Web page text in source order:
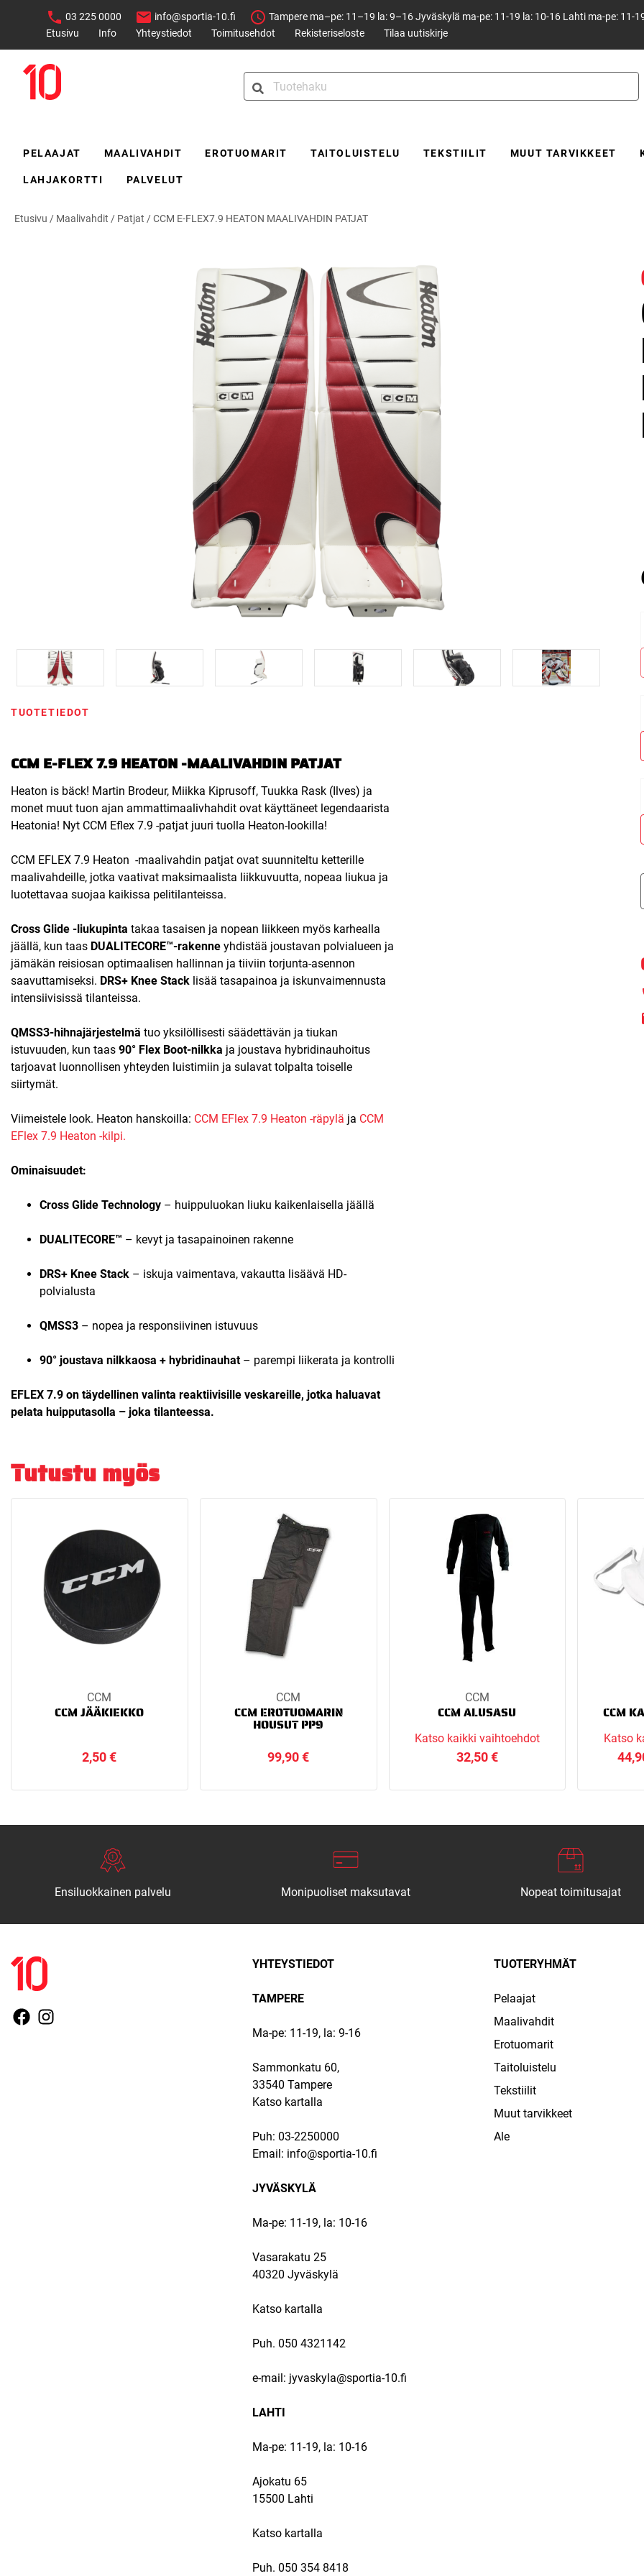
03 225 0000 info@sportia-10.fi
Tampere ma–pe: 11–19 la: 9–16 Jyväskylä ma-pe: 11-19 la: 10-16 Lahti ma-pe: 11-
Etusivu
Info Yhteystiedot Toimitusehdot Rekisteriseloste Tilaa uutiskirje
Search
for:
PELAAJAT MAALIVAHDIT EROTUOMARIT TAITOLUISTELU TEKSTIILIT MUUT TARVIKKEET
LAHJAKORTTI PALVELUT
Etusivu / Maalivahdit / Patjat /CCM E-FLEX7.9 HEATON MAALIVAHDIN PATJAT
TUOTETIEDOT
CCM E-FLEX 7.9 HEATON -MAALIVAHDIN PATJAT
Heaton is bäck! Martin Brodeur, Miikka Kiprusoff, Tuukka Rask (Ilves) ja
monet muut tuon ajan ammattimaalivhahdit ovat käyttäneet legendaarista
Heatonia! Nyt CCM Eflex 7.9 -patjat juuri tuolla Heaton-lookilla!
CCM EFLEX 7.9 Heaton -maalivahdin patjat ovat suunniteltu ketterille
maalivahdeille, jotka vaativat maksimaalista liikkuvuutta, nopeaa liukua ja
luotettavaa suojaa kaikissa pelitilanteissa.
Cross Glide -liukupinta takaa tasaisen ja nopean liikkeen myös karhealla
jäällä, kun taas DUALITECORE™-rakenne yhdistää joustavan polvialueen ja
jämäkän reisiosan optimaalisen hallinnan ja tiiviin torjunta-asennon
saavuttamiseksi. DRS+ Knee Stack lisää tasapainoa ja iskunvaimennusta
intensiivisissä tilanteissa.
QMSS3-hihnajärjestelmä tuo yksilöllisesti säädettävän ja tiukan
istuvuuden, kun taas 90° Flex Boot-nilkka ja joustava hybridinauhoitus
tarjoavat luonnollisen yhteyden luistimiin ja sulavat tolpalta toiselle
siirtymät.
Viimeistele look. Heaton hanskoilla: CCM EFlex 7.9 Heaton -räpylä ja CCM
EFlex 7.9 Heaton -kilpi.
Ominaisuudet:
Cross Glide Technology – huippuluokan liuku kaikenlaisella jäällä
DUALITECORE™ – kevyt ja tasapainoinen rakenne
DRS+ Knee Stack – iskuja vaimentava, vakautta lisäävä HD-
polvialusta
QMSS3 – nopea ja responsiivinen istuvuus
90° joustava nilkkaosa + hybridinauhat– parempi liikerata ja kontrolli
EFLEX 7.9 on täydellinen valinta reaktiivisille veskareille, jotka haluavat
pelata huipputasolla – joka tilanteessa.
Tutustu myös
CCM
CCM JÄÄKIEKKO
2,50€
CCM
CCM EROTUOMARIN
HOUSUT PP9
99,90€
CCM
CCM ALUSASU
Katso kaikki vaihtoehdot
32,50€
CCM
Katso
Ensiluokkainen palvelu Monipuoliset maksutavat Nopeat toimitusajat
YHTEYSTIEDOT
TAMPERE
Ma-pe: 11-19, la: 9-16
Sammonkatu 60,
33540 Tampere
Katso kartalla
Puh: 03-2250000
Email: info@sportia-10.fi
JYVÄSKYLÄ
Ma-pe: 11-19, la: 10-16
Vasarakatu 25
40320 Jyväskylä
Katso kartalla
Puh. 050 4321142
e-mail: jyvaskyla@sportia-10.fi
LAHTI
Ma-pe: 11-19, la: 10-16
Ajokatu 65
15500 Lahti
Katso kartalla
Puh. 050 354 8418
TUOTERYHMÄT
Pelaajat
Maalivahdit
Erotuomarit
Taitoluistelu
Tekstiilit
Muut tarvikkeet
Ale